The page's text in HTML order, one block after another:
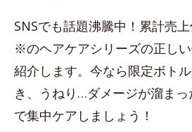
SNSでも話題沸騰中！累計売
※のヘアケアシリーズの正し
紹介します。今なら限定ボト
き、うねり…ダメージが溜ま
で集中ケアしましょう！